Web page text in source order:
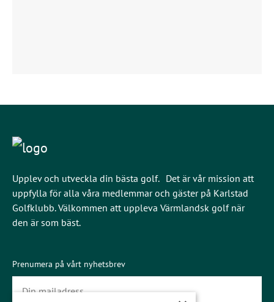
Upplev och utveckla din bästa golf. Det är vår mission att
uppfylla för alla våra medlemmar och gäster på Karlstad
Golfklubb. Välkommen att uppleva Värmlandsk golf när
den är som bäst.
Prenumera på vårt nyhetsbrev